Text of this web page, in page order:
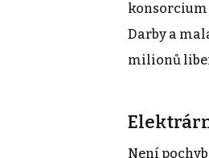
konsorcium
Darby a
milionů
Není